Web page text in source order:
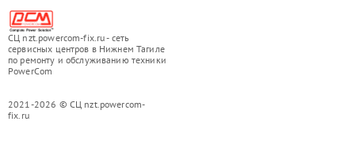
СЦ nzt.powercom-fix.ru - сеть
сервисных центров в Нижнем Тагиле
по ремонту и обслуживанию техники
PowerCom
2021-2026 © СЦ nzt.powercom-
fix.ru